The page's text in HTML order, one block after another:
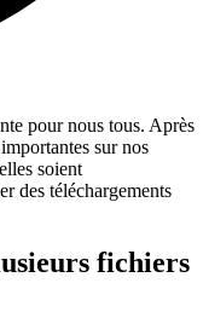
pour nous tous. Après
sur nos
soient
des téléchargements
fichiers